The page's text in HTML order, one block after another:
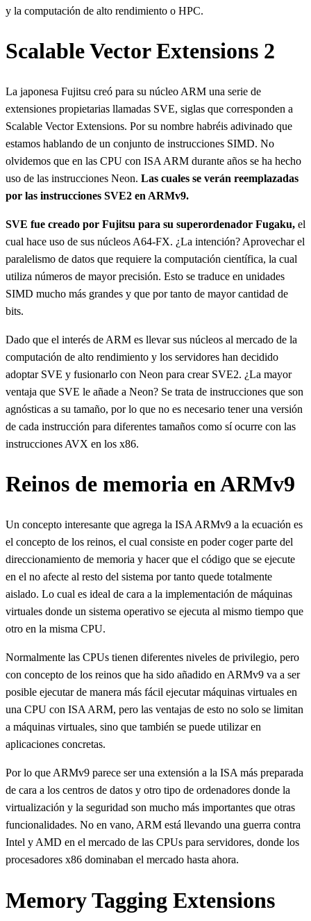
y la computación de alto rendimiento o HPC.
Scalable Vector Extensions 2
La japonesa Fujitsu creó para su núcleo ARM una serie de
extensiones propietarias llamadas SVE, siglas que corresponden a
Scalable Vector Extensions. Por su nombre habréis adivinado que
estamos hablando de un conjunto de instrucciones SIMD. No
olvidemos que en las CPU con ISA ARM durante años se ha hecho
uso de las instrucciones Neon. Las cuales se verán reemplazadas
por las instrucciones SVE2 en ARMv9.
SVE fue creado por Fujitsu para su superordenador Fugaku, el
cual hace uso de sus núcleos A64-FX. ¿La intención? Aprovechar el
paralelismo de datos que requiere la computación científica, la cual
utiliza números de mayor precisión. Esto se traduce en unidades
SIMD mucho más grandes y que por tanto de mayor cantidad de
bits.
Dado que el interés de ARM es llevar sus núcleos al mercado de la
computación de alto rendimiento y los servidores han decidido
adoptar SVE y fusionarlo con Neon para crear SVE2. ¿La mayor
ventaja que SVE le añade a Neon? Se trata de instrucciones que son
agnósticas a su tamaño, por lo que no es necesario tener una versión
de cada instrucción para diferentes tamaños como sí ocurre con las
instrucciones AVX en los x86.
Reinos de memoria en ARMv9
Un concepto interesante que agrega la ISA ARMv9 a la ecuación es
el concepto de los reinos, el cual consiste en poder coger parte del
direccionamiento de memoria y hacer que el código que se ejecute
en el no afecte al resto del sistema por tanto quede totalmente
aislado. Lo cual es ideal de cara a la implementación de máquinas
virtuales donde un sistema operativo se ejecuta al mismo tiempo que
otro en la misma CPU.
Normalmente las CPUs tienen diferentes niveles de privilegio, pero
con concepto de los reinos que ha sido añadido en ARMv9 va a ser
posible ejecutar de manera más fácil ejecutar máquinas virtuales en
una CPU con ISA ARM, pero las ventajas de esto no solo se limitan
a máquinas virtuales, sino que también se puede utilizar en
aplicaciones concretas.
Por lo que ARMv9 parece ser una extensión a la ISA más preparada
de cara a los centros de datos y otro tipo de ordenadores donde la
virtualización y la seguridad son mucho más importantes que otras
funcionalidades. No en vano, ARM está llevando una guerra contra
Intel y AMD en el mercado de las CPUs para servidores, donde los
procesadores x86 dominaban el mercado hasta ahora.
Memory Tagging Extensions